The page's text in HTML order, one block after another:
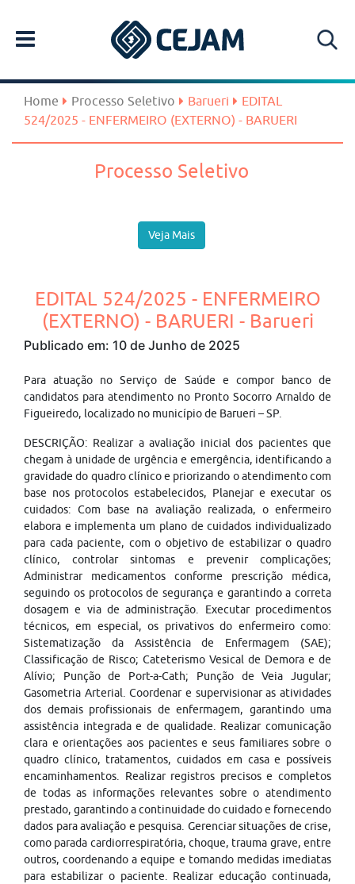
Home Processo Seletivo Barueri
EDITAL
524/2025 - ENFERMEIRO (EXTERNO) - BARUERI
Processo Seletivo
Veja Mais
EDITAL 524/2025 - ENFERMEIRO
(EXTERNO) - BARUERI - Barueri
Publicado em: 10 de Junho de 2025
Para atuação no Serviço de Saúde e compor banco de
candidatos para atendimento no Pronto Socorro Arnaldo de
Figueiredo, localizado no município de Barueri – SP.
DESCRIÇÃO: Realizar a avaliação inicial dos pacientes que
chegam à unidade de urgência e emergência, identificando a
gravidade do quadro clínico e priorizando o atendimento com
base nos protocolos estabelecidos, Planejar e executar os
cuidados: Com base na avaliação realizada, o enfermeiro
elabora e implementa um plano de cuidados individualizado
para cada paciente, com o objetivo de estabilizar o quadro
clínico, controlar sintomas e prevenir complicações;
Administrar medicamentos conforme prescrição médica,
seguindo os protocolos de segurança e garantindo a correta
dosagem e via de administração. Executar procedimentos
técnicos, em especial, os privativos do enfermeiro como:
Sistematização da Assistência de Enfermagem (SAE);
Classificação de Risco; Cateterismo Vesical de Demora e de
Alívio; Punção de Port-a-Cath; Punção de Veia Jugular;
Gasometria Arterial. Coordenar e supervisionar as atividades
dos demais profissionais de enfermagem, garantindo uma
assistência integrada e de qualidade. Realizar comunicação
clara e orientações aos pacientes e seus familiares sobre o
quadro clínico, tratamentos, cuidados em casa e possíveis
encaminhamentos. Realizar registros precisos e completos
de todas as informações relevantes sobre o atendimento
prestado, garantindo a continuidade do cuidado e fornecendo
dados para avaliação e pesquisa. Gerenciar situações de crise,
como parada cardiorrespiratória, choque, trauma grave, entre
outros, coordenando a equipe e tomando medidas imediatas
para estabilizar o paciente. Realizar educação continuada,